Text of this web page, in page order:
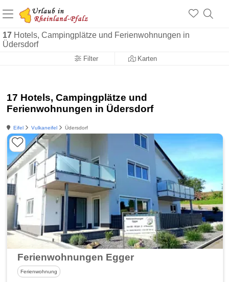
17 Hotels, Campingplätze und Ferienwohnungen in
Üdersdorf
Filter Karten
+1.500 Unterkünfte in Rheinland-Pfalz
+1.000 Sehenswürdigkeiten
Über 25 Jahre online
17 Hotels, Campingplätze und
Ferienwohnungen in Üdersdorf
Eifel Vulkaneifel Üdersdorf
Ferienwohnungen Egger
Ferienwohnung